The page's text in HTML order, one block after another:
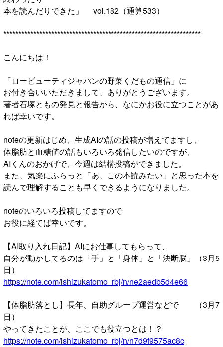
本を読んだりできた」 vol.182（通算533）
******************************************************************
こんにちは！
「ロービューティジャパンの野菜くだもの通信」に
お付き合いいただきまして、ありがとうございます。
著者石塚ともの発見と報告から、なにかお役に立つことがあ
れば幸いです。
noteの更新はじめ、生成AIの話の投稿が増えてますし、
体脂肪と血糖値の話もいろいろ発信したいのですが、
AIくんのおかげで、今週は結構投稿ができました。
また、気楽にふらっと「あ、この本読みたい」と思った本を
読んで理解することも早くできるようになりました。
noteのいろいろ投稿してますので
お役に経てば幸いです。
【AI取り入れ日記】AIにお仕事してもらって、
自分が動かしてるのは「手」と「身体」と「決断脳」（3月5
日）
https://note.com/ishizukatomo_rbj/n/ne2aedb5d4e66
【体脂肪落とし】長年、自助グループ運営などで （3月7
日）
やってきたことが、ここでも役立つとは！？
https://note.com/ishizukatomo_rbj/n/n7d9f9575ac8c